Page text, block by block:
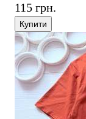
115 грн.
Купити